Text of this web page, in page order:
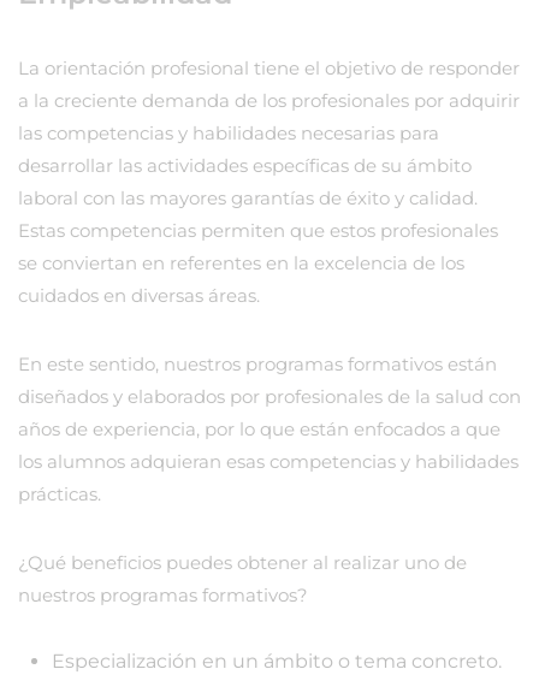
La orientación profesional tiene el objetivo de responder
a la creciente demanda de los profesionales por adquirir
las competencias y habilidades necesarias para
desarrollar las actividades específicas de su ámbito
laboral con las mayores garantías de éxito y calidad.
Estas competencias permiten que estos profesionales
se conviertan en referentes en la excelencia de los
cuidados en diversas áreas.
En este sentido, nuestros programas formativos están
diseñados y elaborados por profesionales de la salud con
años de experiencia, por lo que están enfocados a que
los alumnos adquieran esas competencias y habilidades
prácticas.
¿Qué beneficios puedes obtener al realizar uno de
nuestros programas formativos?
Especialización en un ámbito o tema concreto.